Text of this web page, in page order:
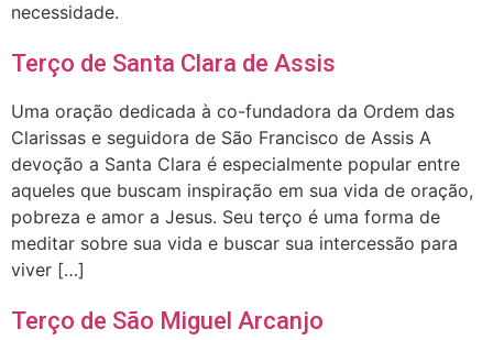
necessidade.
Terço de Santa Clara de Assis
Uma oração dedicada à co-fundadora da Ordem das
Clarissas e seguidora de São Francisco de Assis A
devoção a Santa Clara é especialmente popular entre
aqueles que buscam inspiração em sua vida de oração,
pobreza e amor a Jesus. Seu terço é uma forma de
meditar sobre sua vida e buscar sua intercessão para
viver […]
Terço de São Miguel Arcanjo